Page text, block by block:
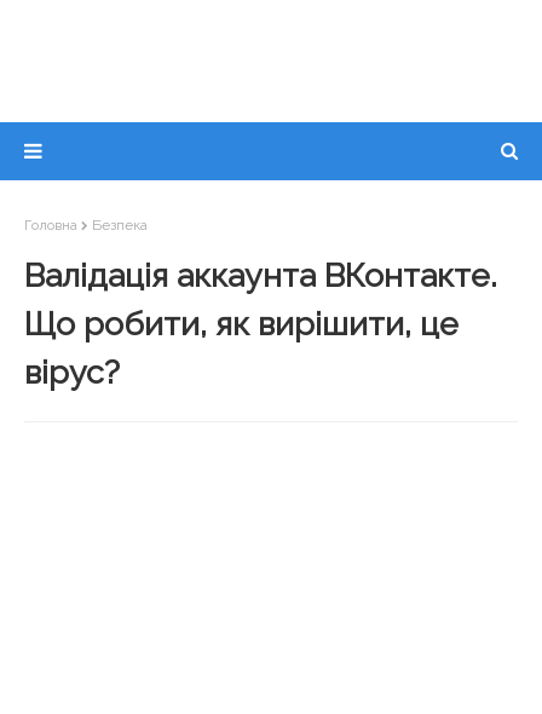
Головна Безпека
Валідація аккаунта ВКонтакте.
Що робити, як вирішити, це
вірус?